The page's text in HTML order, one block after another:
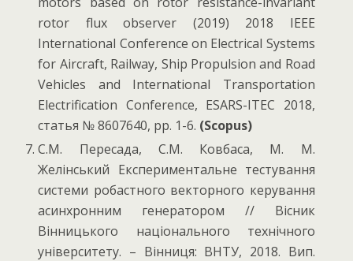
rotor flux observer (2019) 2018 IEEE
International Conference on Electrical Systems
for Aircraft, Railway, Ship Propulsion and Road
Vehicles and International Transportation
Electrification Conference, ESARS-ITEC 2018,
статья № 8607640, pp. 1-6. (Scopus)
С.М. Пересада, С.М. Ковбаса, М. М.
Желінський Експериментальне тестування
системи робастного векторного керування
асинхронним генератором // Вісник
Вінницького національного технічного
університету. – Вінниця: ВНТУ, 2018. Вип.